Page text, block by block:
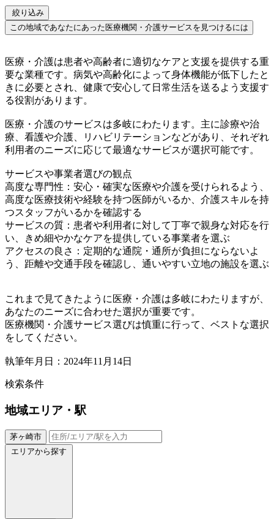
絞り込み
この地域であなたにあった医療機関・介護サービスを見つけるには
医療・介護は患者や高齢者に適切なケアと支援を提供する重
要な業種です。病気や高齢化によって身体機能が低下したと
きに必要とされ、健康で安心して日常生活を送るよう支援す
る役割があります。
医療・介護のサービスは多岐にわたります。主に診療や治
療、看護や介護、リハビリテーションなどがあり、それぞれ
利用者のニーズに応じて最適なサービスが選択可能です。
サービスや事業者選びの観点
高度な専門性：安心・確実な医療や介護を受けられるよう、
高度な医療技術や経験を持つ医師がいるか、介護スキルを持
つスタッフがいるかを確認する
サービスの質：患者や利用者に対して丁寧で親身な対応を行
い、きめ細やかなケアを提供している事業者を選ぶ
アクセスの良さ：定期的な通院・通所が負担にならないよ
う、距離や交通手段を確認し、通いやすい立地の施設を選ぶ
これまで見てきたように医療・介護は多岐にわたりますが、
あなたのニーズに合わせた選択が重要です。
医療機関・介護サービス選びは慎重に行って、ベストな選択
をしてください。
執筆年月日：2024年11月14日
検索条件
地域エリア・駅
茅ヶ崎市
エリアから探す